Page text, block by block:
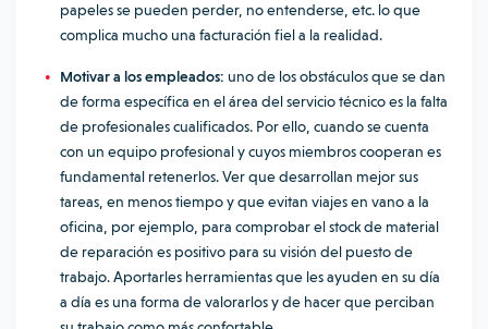
papeles se pueden perder, no entenderse, etc. lo que
complica mucho una facturación fiel a la realidad.
Motivar a los empleados: uno de los obstáculos que se dan
de forma específica en el área del servicio técnico es la falta
de profesionales cualificados. Por ello, cuando se cuenta
con un equipo profesional y cuyos miembros cooperan es
fundamental retenerlos. Ver que desarrollan mejor sus
tareas, en menos tiempo y que evitan viajes en vano a la
oficina, por ejemplo, para comprobar el stock de material
de reparación es positivo para su visión del puesto de
trabajo. Aportarles herramientas que les ayuden en su día
a día es una forma de valorarlos y de hacer que perciban